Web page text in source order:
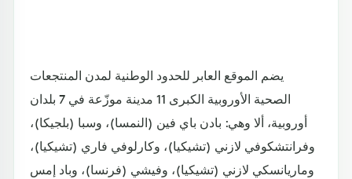
يضم الموقع العابر للحدود الوطنية لمدن المنتجعات
الصحية الأوروبية الكبرى 11 مدينة موزّعة في 7 بلدان
أوروبية، ألا وهي: بادن باي فين (النمسا)، وسبا (بلجيكا)،
وفرانتشكوفي لازني (تشيكيا)، وكارلوفي فاري (تشيكيا)،
وماريانسكي لازني (تشيكيا)، وفيشي (فرنسا)، وباد إمس